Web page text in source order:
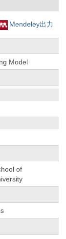
Mendeley出力
Model
of